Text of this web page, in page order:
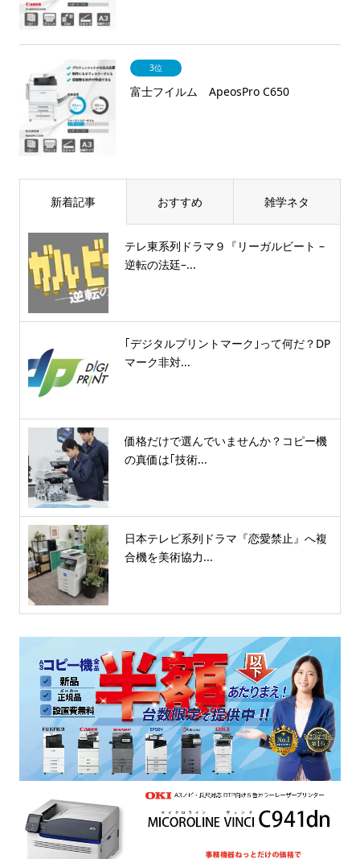
3位
富士フイルム ApeosPro C650
新着記事 おすすめ 雑学ネタ
テレ東系列ドラマ９『リーガルビート –
逆転の法廷–...
｢デジタルプリントマーク｣って何だ？DP
マーク非対...
価格だけで選んでいませんか？コピー機
の真価は｢技術...
日本テレビ系列ドラマ『恋愛禁止』へ複
合機を美術協力...